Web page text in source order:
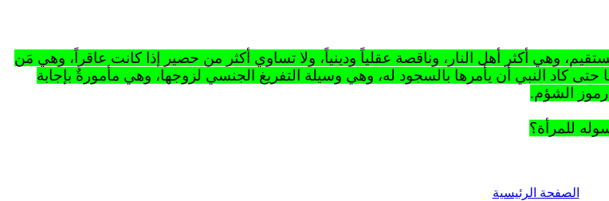
وهي أكثر أهل النار، وناقصة عقلياً ودينياً، ولا تساوي أكثر من حصير إذا كانت عاقراً، وهي مَن
كاد النبي أن يأمرها بالسجود له، وهي وسيلة التفريغ الجنسي لزوجها، وهي مأمورةٌ بإجابة
الشؤم.
للمرأة؟
الصفحة الرئيسية